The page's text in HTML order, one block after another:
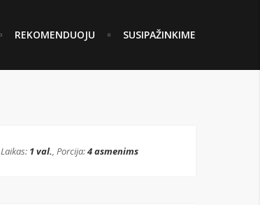
REKOMENDUOJU SUSIPAŽINKIME
Laikas: 1 val., Porcija:4 asmenims